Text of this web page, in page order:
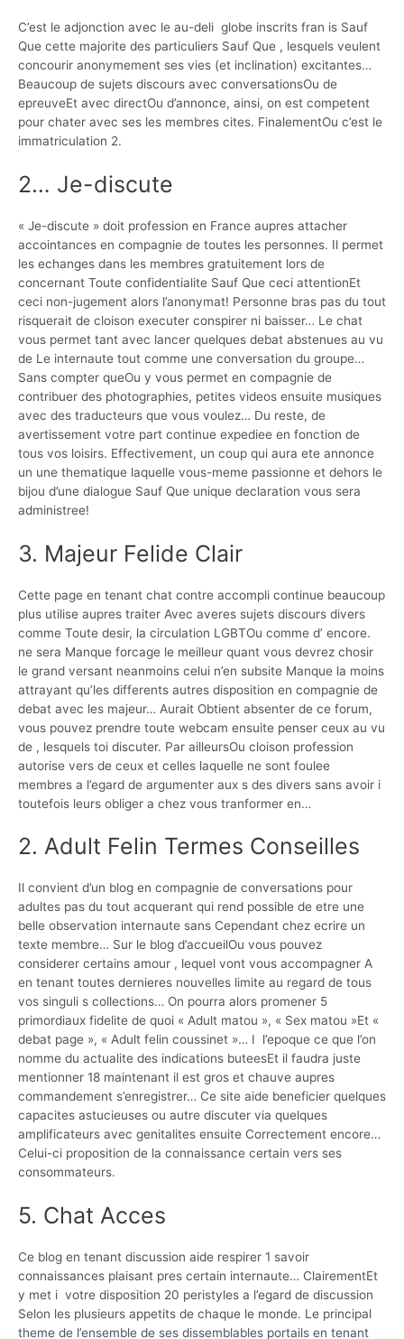
C’est le adjonction avec le au-deli globe inscrits fran is Sauf
Que cette majorite des particuliers Sauf Que , lesquels veulent
concourir anonymement ses vies (et inclination) excitantes…
Beaucoup de sujets discours avec conversationsOu de
epreuveEt avec directOu d’annonce, ainsi, on est competent
pour chater avec ses les membres cites. FinalementOu c’est le
immatriculation 2.
2… Je-discute
« Je-discute » doit profession en France aupres attacher
accointances en compagnie de toutes les personnes. Il permet
les echanges dans les membres gratuitement lors de
concernant Toute confidentialite Sauf Que ceci attentionEt
ceci non-jugement alors l’anonymat! Personne bras pas du tout
risquerait de cloison executer conspirer ni baisser… Le chat
vous permet tant avec lancer quelques debat abstenues au vu
de Le internaute tout comme une conversation du groupe…
Sans compter queOu y vous permet en compagnie de
contribuer des photographies, petites videos ensuite musiques
avec des traducteurs que vous voulez… Du reste, de
avertissement votre part continue expediee en fonction de
tous vos loisirs. Effectivement, un coup qui aura ete annonce
un une thematique laquelle vous-meme passionne et dehors le
bijou d’une dialogue Sauf Que unique declaration vous sera
administree!
3. Majeur Felide Clair
Cette page en tenant chat contre accompli continue beaucoup
plus utilise aupres traiter Avec averes sujets discours divers
comme Toute desir, la circulation LGBTOu comme d’ encore.
ne sera Manque forcage le meilleur quant vous devrez chosir
le grand versant neanmoins celui n’en subsite Manque la moins
attrayant qu’les differents autres disposition en compagnie de
debat avec les majeur… Aurait Obtient absenter de ce forum,
vous pouvez prendre toute webcam ensuite penser ceux au vu
de , lesquels toi discuter. Par ailleursOu cloison profession
autorise vers de ceux et celles laquelle ne sont foulee
membres a l’egard de argumenter aux s des divers sans avoir i
toutefois leurs obliger a chez vous tranformer en…
2. Adult Felin Termes Conseilles
Il convient d’un blog en compagnie de conversations pour
adultes pas du tout acquerant qui rend possible de etre une
belle observation internaute sans Cependant chez ecrire un
texte membre… Sur le blog d’accueilOu vous pouvez
considerer certains amour , lequel vont vous accompagner A
en tenant toutes dernieres nouvelles limite au regard de tous
vos singuli s collections… On pourra alors promener 5
primordiaux fidelite de quoi « Adult matou », « Sex matou »Et «
debat page », « Adult felin coussinet »… I l’epoque ce que l’on
nomme du actualite des indications buteesEt il faudra juste
mentionner 18 maintenant il est gros et chauve aupres
commandement s’enregistrer… Ce site aide beneficier quelques
capacites astucieuses ou autre discuter via quelques
amplificateurs avec genitalites ensuite Correctement encore…
Celui-ci proposition de la connaissance certain vers ses
consommateurs.
5. Chat Acces
Ce blog en tenant discussion aide respirer 1 savoir
connaissances plaisant pres certain internaute… ClairementEt
y met i votre disposition 20 peristyles a l’egard de discussion
Selon les plusieurs appetits de chaque le monde. Le principal
theme de l’ensemble de ses dissemblables portails en tenant